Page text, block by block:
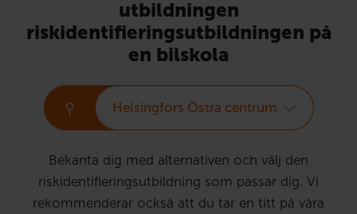
utbildningen
riskidentifieringsutbildningen på
en bilskola
Helsingfors Östra centrum
Bekanta dig med alternativen och välj den
riskidentifieringsutbildning som passar dig. Vi
rekommenderar också att du tar en titt på våra